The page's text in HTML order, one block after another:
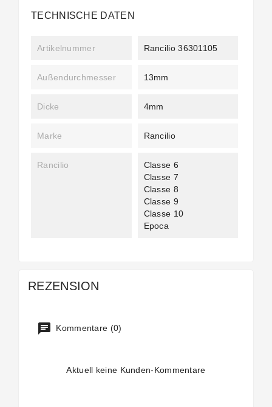
TECHNISCHE DATEN
Artikelnummer Rancilio 36301105
Außendurchmesser 13mm
Dicke 4mm
Marke Rancilio
Rancilio
Classe 6
Classe 7
Classe 8
Classe 9
Classe 10
Epoca
REZENSION
Kommentare (0)
Aktuell keine Kunden-Kommentare